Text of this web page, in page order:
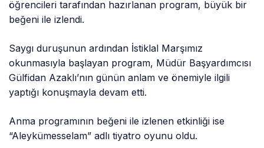
öğrencileri tarafından hazırlanan program, büyük bir
beğeni ile izlendi.
Saygı duruşunun ardından İstiklal Marşımız
okunmasıyla başlayan program, Müdür Başyardımcısı
Gülfidan Azaklı’nın günün anlam ve önemiyle ilgili
yaptığı konuşmayla devam etti.
Anma programının beğeni ile izlenen etkinliği ise
“Aleykümesselam” adlı tiyatro oyunu oldu.